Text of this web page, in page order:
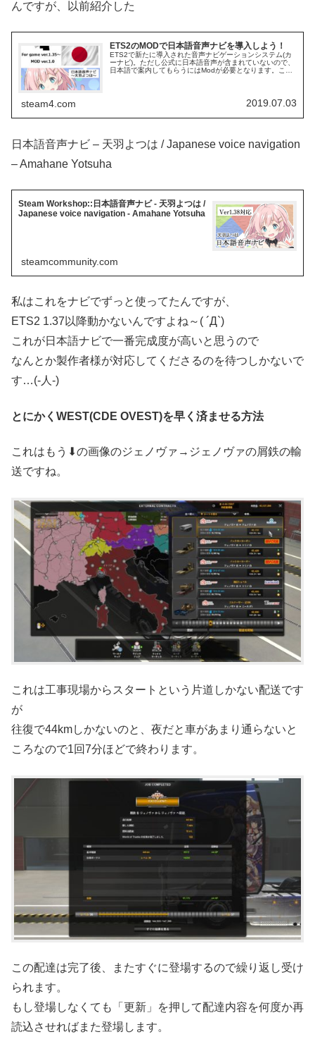
んですが、以前紹介した
ETS2のMODで日本語音声ナビを導入しよう！
ETS2で新たに導入された音声ナビゲーションシステム(カ
ーナビ)。ただし公式に日本語音声が含まれていないので、
日本語で案内してもらうにはModが必要となります。この
steam4.com 2019.07.03
日本語音声ナビ – 天羽よつは / Japanese voice navigation
– Amahane Yotsuha
Steam Workshop::日本語音声ナビ - 天羽よつは /
Japanese voice navigation - Amahane Yotsuha
steamcommunity.com
私はこれをナビでずっと使ってたんですが、
ETS2 1.37以降動かないんですよね～( ´Д`)
これが日本語ナビで一番完成度が高いと思うので
なんとか製作者様が対応してくださるのを待つしかないで
す…(-人-)
とにかくWEST(CDE OVEST)を早く済ませる方法
これはもう⬇の画像のジェノヴァ→ジェノヴァの屑鉄の輸
送ですね。
これは工事現場からスタートという片道しかない配送です
が
往復で44kmしかないのと、夜だと車があまり通らないと
ころなので1回7分ほどで終わります。
この配達は完了後、またすぐに登場するので繰り返し受け
られます。
もし登場しなくても「更新」を押して配達内容を何度か再
読込させればまた登場します。